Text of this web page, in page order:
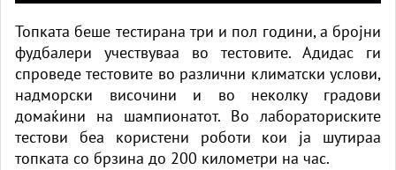
Топката беше тестирана три и пол години, а бројни
фудбалери учествуваа во тестовите. Адидас ги
спроведе тестовите во различни климатски услови,
надморски височини и во неколку градови
домаќини на шампионатот. Во лабораториските
тестови беа користени роботи кои ја шутираа
топката со брзина до 200 километри на час.